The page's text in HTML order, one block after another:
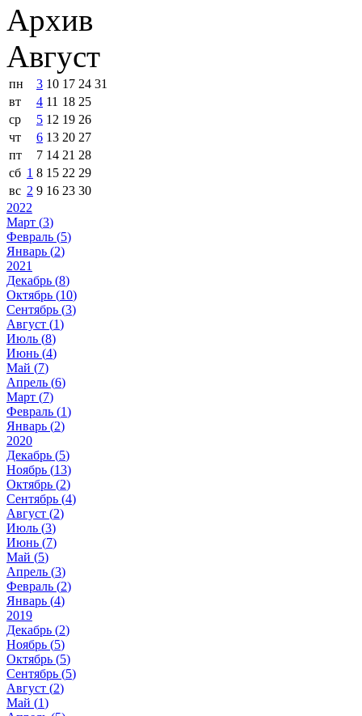
Архив
Август
пн 3 10 17 24 31
вт
4 11 18 25
ср
5 12 19 26
чт
6 13 20 27
пт
7 14 21 28
сб 1 8 15 22 29
вс 2 9 16 23 30
2022
Март (3)
Февраль (5)
Январь (2)
2021
Декабрь (8)
Октябрь (10)
Сентябрь (3)
Август (1)
Июль (8)
Июнь (4)
Май (7)
Апрель (6)
Март (7)
Февраль (1)
Январь (2)
2020
Декабрь (5)
Ноябрь (13)
Октябрь (2)
Сентябрь (4)
Август (2)
Июль (3)
Июнь (7)
Май (5)
Апрель (3)
Февраль (2)
Январь (4)
2019
Декабрь (2)
Ноябрь (5)
Октябрь (5)
Сентябрь (5)
Август (2)
Май (1)